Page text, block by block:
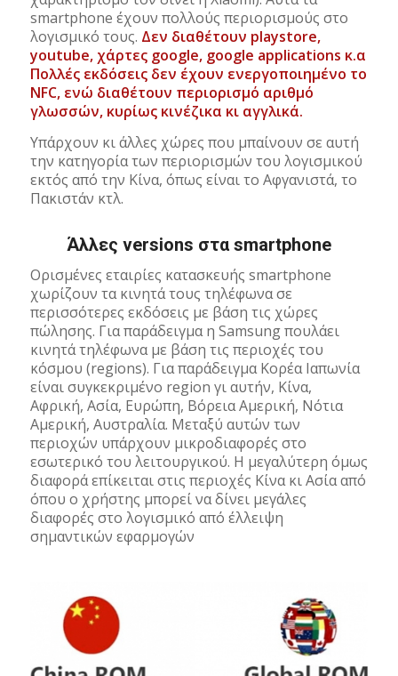
smartphone έχουν πολλούς περιορισμούς στο
λογισμικό τους. Δεν διαθέτουν playstore,
youtube, χάρτες google, google applications κ.α
Πολλές εκδόσεις δεν έχουν ενεργοποιημένο το
NFC, ενώ διαθέτουν περιορισμό αριθμό
γλωσσών, κυρίως κινέζικα κι αγγλικά.
Υπάρχουν κι άλλες χώρες που μπαίνουν σε αυτή
την κατηγορία των περιορισμών του λογισμικού
εκτός από την Κίνα, όπως είναι το Αφγανιστά, το
Πακιστάν κτλ.
Άλλες versions στα smartphone
Ορισμένες εταιρίες κατασκευής smartphone
χωρίζουν τα κινητά τους τηλέφωνα σε
περισσότερες εκδόσεις με βάση τις χώρες
πώλησης. Για παράδειγμα η Samsung πουλάει
κινητά τηλέφωνα με βάση τις περιοχές του
κόσμου (regions). Για παράδειγμα Κορέα Ιαπωνία
είναι συγκεκριμένο region γι αυτήν, Κίνα,
Αφρική, Ασία, Ευρώπη, Βόρεια Αμερική, Νότια
Αμερική, Αυστραλία. Μεταξύ αυτών των
περιοχών υπάρχουν μικροδιαφορές στο
εσωτερικό του λειτουργικού. Η μεγαλύτερη όμως
διαφορά επίκειται στις περιοχές Κίνα κι Ασία από
όπου ο χρήστης μπορεί να δίνει μεγάλες
διαφορές στο λογισμικό από έλλειψη
σημαντικών εφαρμογών